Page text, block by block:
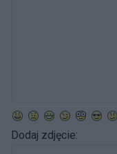
Dodaj zdjęcie: